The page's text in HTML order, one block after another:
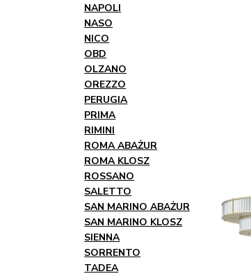
NAPOLI
NASO
NICO
OBD
OLZANO
OREZZO
PERUGIA
PRIMA
RIMINI
ROMA ABAŻUR
ROMA KLOSZ
ROSSANO
SALETTO
SAN MARINO ABAŻUR
SAN MARINO KLOSZ
SIENNA
SORRENTO
TADEA